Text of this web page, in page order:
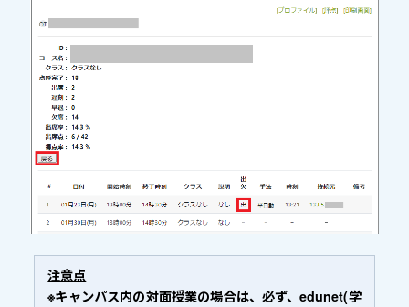
注意点
※キャンパス内の対面授業の場合は、必ず、edunet(学